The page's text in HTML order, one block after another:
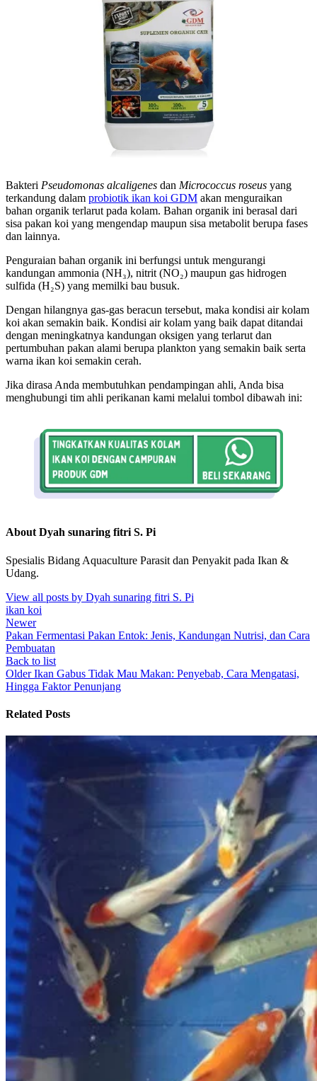
Bakteri Pseudomonas alcaligenes dan Micrococcus roseus yang
terkandung dalam probiotik ikan koi GDM akan menguraikan
bahan organik terlarut pada kolam. Bahan organik ini berasal dari
sisa pakan koi yang mengendap maupun sisa metabolit berupa fases
dan lainnya.
Penguraian bahan organik ini berfungsi untuk mengurangi
kandungan ammonia (NH₃), nitrit (NO₂) maupun gas hidrogen
sulfida (H₂S) yang memilki bau busuk.
Dengan hilangnya gas-gas beracun tersebut, maka kondisi air kolam
koi akan semakin baik. Kondisi air kolam yang baik dapat ditandai
dengan meningkatnya kandungan oksigen yang terlarut dan
pertumbuhan pakan alami berupa plankton yang semakin baik serta
warna ikan koi semakin cerah.
Jika dirasa Anda membutuhkan pendampingan ahli, Anda bisa
menghubungi tim ahli perikanan kami melalui tombol dibawah ini:
About Dyah sunaring fitri S. Pi
Spesialis Bidang Aquaculture Parasit dan Penyakit pada Ikan &
Udang.
View all posts by Dyah sunaring fitri S. Pi
ikan koi
Newer
Pakan Fermentasi Pakan Entok: Jenis, Kandungan Nutrisi, dan Cara
Pembuatan
Back to list
Older Ikan Gabus Tidak Mau Makan: Penyebab, Cara Mengatasi,
Hingga Faktor Penunjang
Related Posts